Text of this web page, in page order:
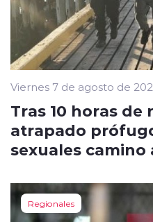
Viernes 7 de agosto de
Tras 10 horas
atrapado
sexuales
Regionales